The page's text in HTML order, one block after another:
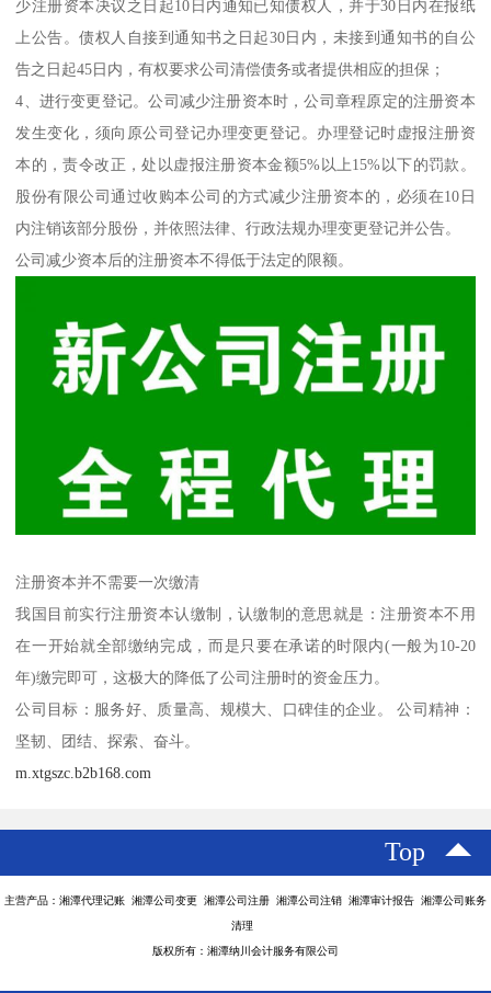
少注册资本决议之日起10日内通知已知债权人，并于30日内在报纸
上公告。债权人自接到通知书之日起30日内，未接到通知书的自公
告之日起45日内，有权要求公司清偿债务或者提供相应的担保；
4、进行变更登记。公司减少注册资本时，公司章程原定的注册资本
发生变化，须向原公司登记办理变更登记。办理登记时虚报注册资
本的，责令改正，处以虚报注册资本金额5%以上15%以下的罚款。
股份有限公司通过收购本公司的方式减少注册资本的，必须在10日
内注销该部分股份，并依照法律、行政法规办理变更登记并公告。
公司减少资本后的注册资本不得低于法定的限额。
注册资本并不需要一次缴清
我国目前实行注册资本认缴制，认缴制的意思就是：注册资本不用
在一开始就全部缴纳完成，而是只要在承诺的时限内(一般为10-20
年)缴完即可，这极大的降低了公司注册时的资金压力。
公司目标：服务好、质量高、规模大、口碑佳的企业。 公司精神：
坚韧、团结、探索、奋斗。
m.xtgszc.b2b168.com
Top
主营产品：湘潭代理记账 湘潭公司变更 湘潭公司注册 湘潭公司注销 湘潭审计报告 湘潭公司账务
清理
版权所有：湘潭纳川会计服务有限公司